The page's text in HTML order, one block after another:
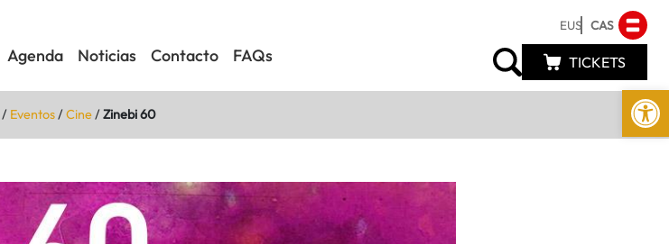
Abrir
Agenda Noticias Contacto FAQs
EUS CAS
TICKETS
/ Eventos/Cine/Zinebi 60